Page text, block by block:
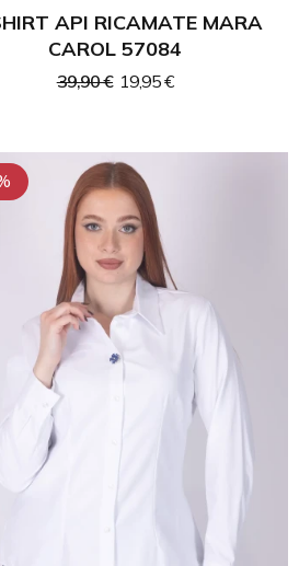
API RICAMATE MARA
CAROL 57084
39,90 € 19,95 €